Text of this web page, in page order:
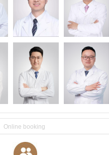
Online booking